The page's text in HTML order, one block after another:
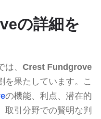
の詳細を
、 Crest Fundgrove
を果たしています。こ
の機能、利点、潜在的
取引分野での賢明な判